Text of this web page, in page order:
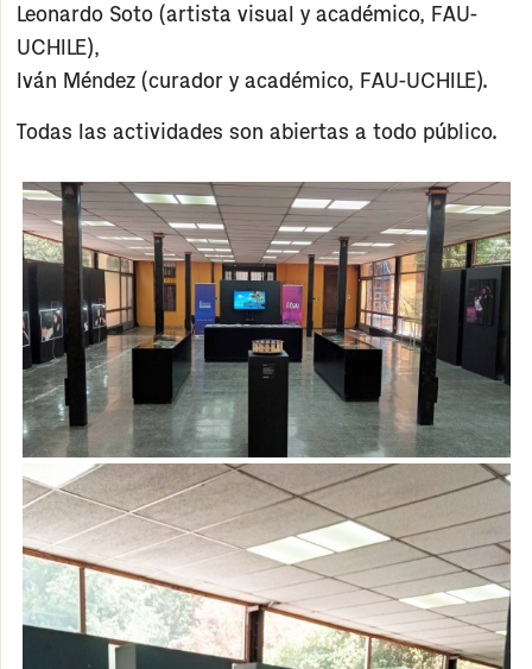
Leonardo Soto (artista visual y académico, FAU-
UCHILE),
Iván Méndez (curador y académico, FAU-UCHILE).
Todas las actividades son abiertas a todo público.